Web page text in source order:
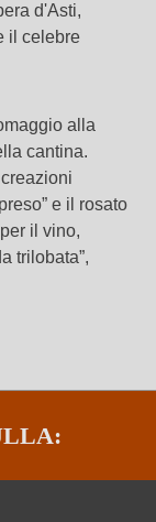
d'Asti,
il celebre
alla
cantina.
e il rosato
il vino,
trilobata”,